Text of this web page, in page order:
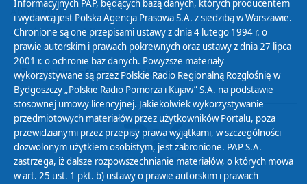
Abonament
Zamówienia publiczne
Biuletyn Informacji Publicznej
Informacyjnych PAP, będących bazą danych, których producentem
i wydawcą jest Polska Agencja Prasowa S.A. z siedzibą w Warszawie.
Chronione są one przepisami ustawy z dnia 4 lutego 1994 r. o
prawie autorskim i prawach pokrewnych oraz ustawy z dnia 27 lipca
2001 r. o ochronie baz danych. Powyższe materiały
wykorzystywane są przez Polskie Radio Regionalną Rozgłośnię w
Bydgoszczy „Polskie Radio Pomorza i Kujaw” S.A. na podstawie
stosownej umowy licencyjnej. Jakiekolwiek wykorzystywanie
przedmiotowych materiałów przez użytkowników Portalu, poza
przewidzianymi przez przepisy prawa wyjątkami, w szczególności
dozwolonym użytkiem osobistym, jest zabronione. PAP S.A.
zastrzega, iż dalsze rozpowszechnianie materiałów, o których mowa
w art. 25 ust. 1 pkt. b) ustawy o prawie autorskim i prawach